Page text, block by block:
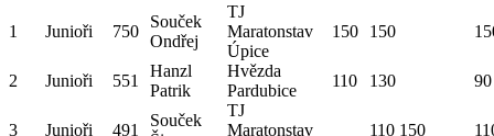
1 Junioři 750
Souček
Ondřej
TJ
Maratonstav
Úpice
150 150
2 Junioři 551
Hanzl
Patrik
Hvězda
Pardubice
110 130 90
3 Junioři 491
Souček
TJ
Maratonstav
110 150